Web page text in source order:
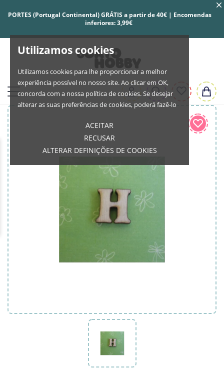
Utilizamos cookies
Utilizamos cookies para lhe proporcionar a melhor
experiência possível no nosso site. Ao clicar em OK,
concorda com a nossa política de cookies. Se desejar
alterar as suas preferências de cookies, poderá fazê-lo
ACEITAR
RECUSAR
ALTERAR DEFINIÇÕES DE COOKIES
PORTES (Portugal Continental) GRÁTIS a partir de 40€ | Encomendas
inferiores: 3,99€